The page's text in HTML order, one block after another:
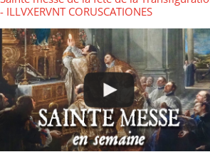
- ILLVXERVNT CORUSCATIONES